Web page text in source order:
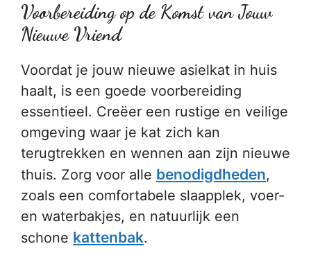
Voorbereiding op de Komst van Jouw
Nieuwe Vriend
Voordat je jouw nieuwe asielkat in huis
haalt, is een goede voorbereiding
essentieel. Creëer een rustige en veilige
omgeving waar je kat zich kan
terugtrekken en wennen aan zijn nieuwe
thuis. Zorg voor alle benodigdheden,
zoals een comfortabele slaapplek, voer-
en waterbakjes, en natuurlijk een
schone kattenbak.